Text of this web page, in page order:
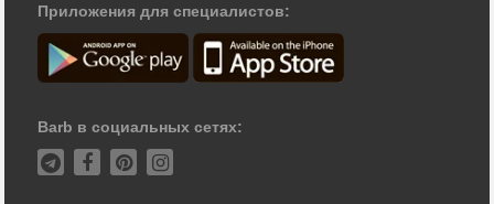
Приложения для специалистов:
Barb в социальных сетях: